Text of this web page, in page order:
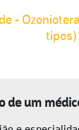
-
tipos)
de um